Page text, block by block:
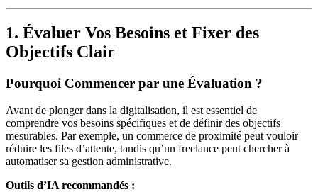
1. Évaluer Vos Besoins et Fixer des
Objectifs Clair
Pourquoi Commencer par une Évaluation ?
Avant de plonger dans la digitalisation, il est essentiel de
comprendre vos besoins spécifiques et de définir des objectifs
mesurables. Par exemple, un commerce de proximité peut vouloir
réduire les files d’attente, tandis qu’un freelance peut chercher à
automatiser sa gestion administrative.
Outils d’IA recommandés :